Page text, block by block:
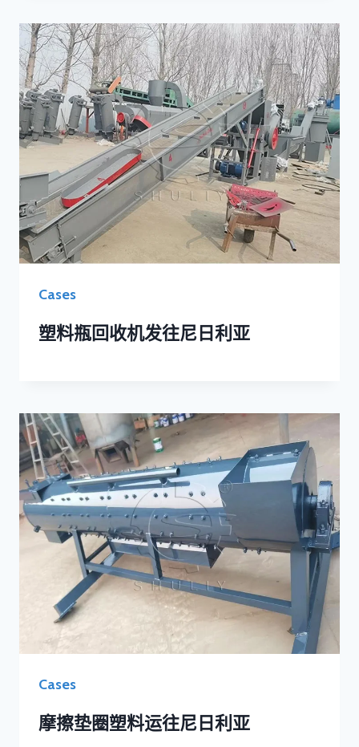
Cases
塑料瓶回收机发往尼日利亚
Cases
摩擦垫圈塑料运往尼日利亚